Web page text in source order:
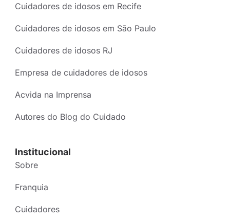
Cuidadores de idosos em Recife
Cuidadores de idosos em São Paulo
Cuidadores de idosos RJ
Empresa de cuidadores de idosos
Acvida na Imprensa
Autores do Blog do Cuidado
Institucional
Sobre
Franquia
Cuidadores